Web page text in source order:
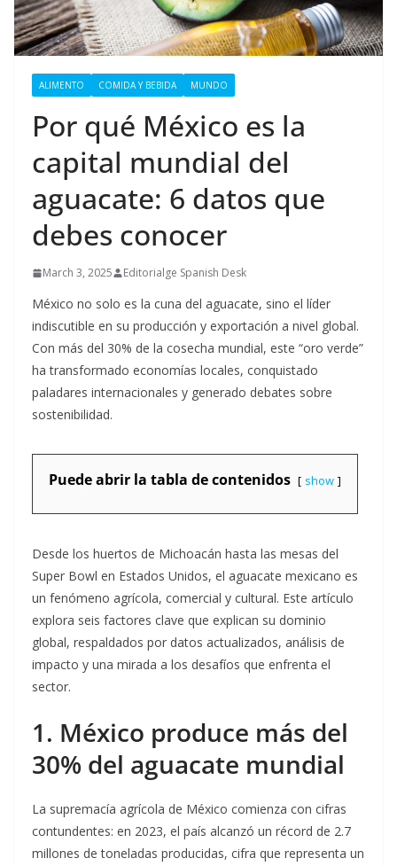
ALIMENTO COMIDA Y BEBIDA MUNDO
Por qué México es la
capital mundial del
aguacate: 6 datos que
debes conocer
March 3, 2025 Editorialge Spanish Desk
México no solo es la cuna del aguacate, sino el líder
indiscutible en su producción y exportación a nivel global.
Con más del 30% de la cosecha mundial, este “oro verde”
ha transformado economías locales, conquistado
paladares internacionales y generado debates sobre
sostenibilidad.
Puede abrir la tabla de contenidos show
Desde los huertos de Michoacán hasta las mesas del
Super Bowl en Estados Unidos, el aguacate mexicano es
un fenómeno agrícola, comercial y cultural. Este artículo
explora seis factores clave que explican su dominio
global, respaldados por datos actualizados, análisis de
impacto y una mirada a los desafíos que enfrenta el
sector.
1. México produce más del
30% del aguacate mundial
La supremacía agrícola de México comienza con cifras
contundentes: en 2023, el país alcanzó un récord de 2.7
millones de toneladas producidas, cifra que representa un